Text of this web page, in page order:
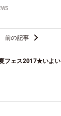
前の記事
フェス2017★いよい